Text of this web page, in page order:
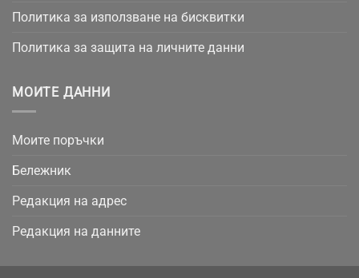
Политика за използване на бисквитки
Политика за защита на личните данни
МОИТЕ ДАННИ
Моите поръчки
Бележник
Редакция на адрес
Редакция на данните